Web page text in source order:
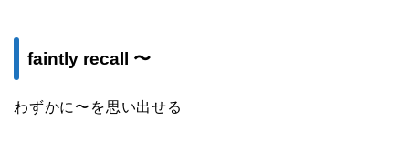
faintly recall 〜
わずかに〜を思い出せる